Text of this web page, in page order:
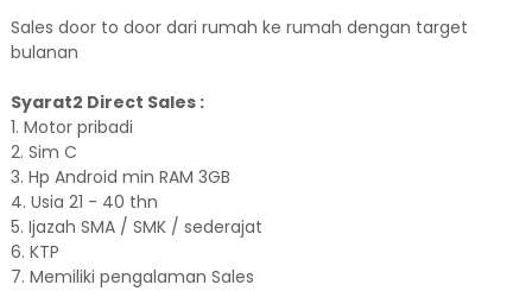
Sales door to door dari rumah ke rumah dengan target
bulanan
Syarat2 Direct Sales :
1. Motor pribadi
2. Sim C
3. Hp Android min RAM 3GB
4. Usia 21 - 40 thn
5. Ijazah SMA / SMK / sederajat
6. KTP
7. Memiliki pengalaman Sales